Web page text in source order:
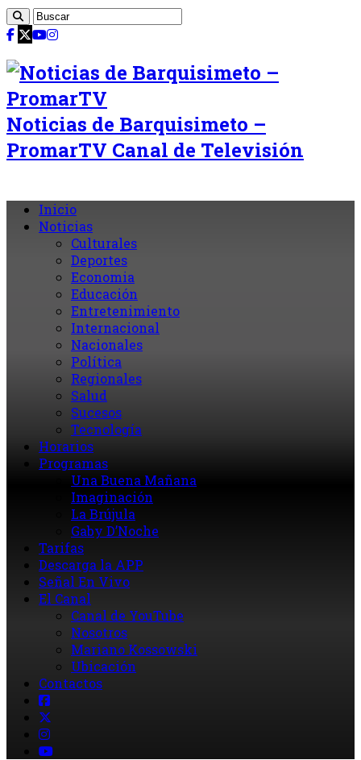
Noticias de Barquisimeto –
PromarTV Canal de Televisión
Inicio
Noticias
Culturales
Deportes
Economia
Educación
Entretenimiento
Internacional
Nacionales
Política
Regionales
Salud
Sucesos
Tecnología
Horarios
Programas
Una Buena Mañana
Imaginación
La Brújula
Gaby D’Noche
Tarifas
Descarga la APP
Señal En Vivo
El Canal
Canal de YouTube
Nosotros
Mariano Kossowski
Ubicación
Contactos